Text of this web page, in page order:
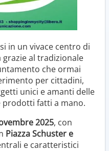
in un vivace centro di
al tradizionale
che ormai
per cittadini,
unici e amanti delle
prodotti fatti a mano.
2025, con
Piazza Schuster e
e caratteristici